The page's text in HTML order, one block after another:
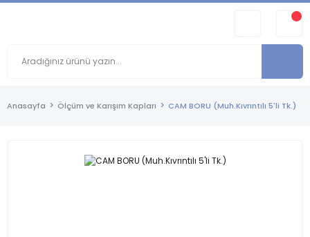
Anasayfa Ölçüm ve Karışım Kapları CAM BORU (Muh.Kıvrıntılı 5'li Tk.)